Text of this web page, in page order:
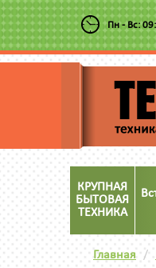
Пн - Вс:
КРУПНАЯ
БЫТОВАЯ
ТЕХНИКА
Главная